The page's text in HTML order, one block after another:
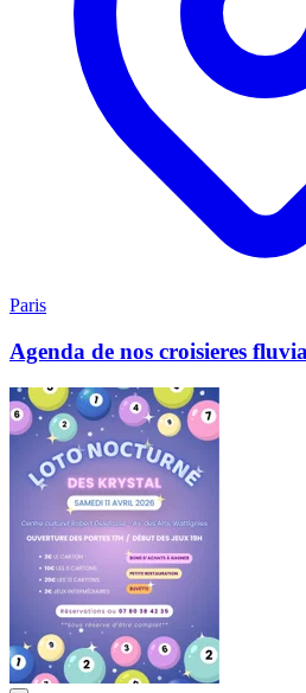
Paris
Agenda de nos croisieres